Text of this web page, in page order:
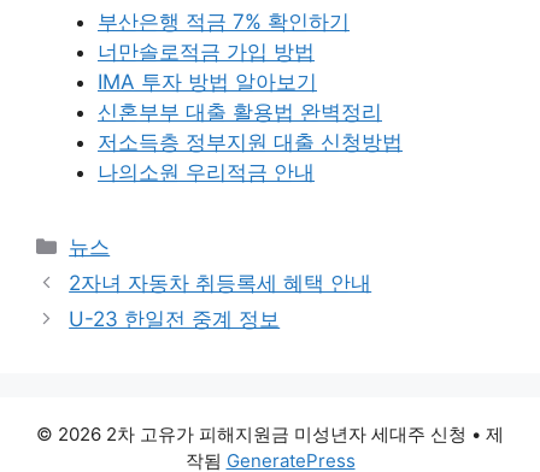
부산은행 적금 7% 확인하기
너만솔로적금 가입 방법
IMA 투자 방법 알아보기
신혼부부 대출 활용법 완벽정리
저소득층 정부지원 대출 신청방법
나의소원 우리적금 안내
카
테
리
뉴스
2자녀 자동차 취등록세 혜택 안내
U-23 한일전 중계 정보
© 2026 2차 고유가 피해지원금 미성년자 세대주 신청 • 제
작됨 GeneratePress